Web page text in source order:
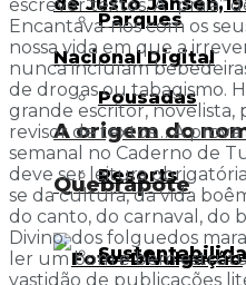
A origem do
Quebrapote
Parques
Pousadas
Resorts
escrever textos. A “praia”
Encantava-nos com os
nossa vida em que a
nunca incluíam
de drogas ou tabagismo.
grande escritor, novelista,
revisor de textos… A
semanal no Caderno de
deve ser leitura
se da cultura, da vida
do canto, do carnaval, do
Divino, dos folguedos
ler um bom e bem
vastidão de publicações